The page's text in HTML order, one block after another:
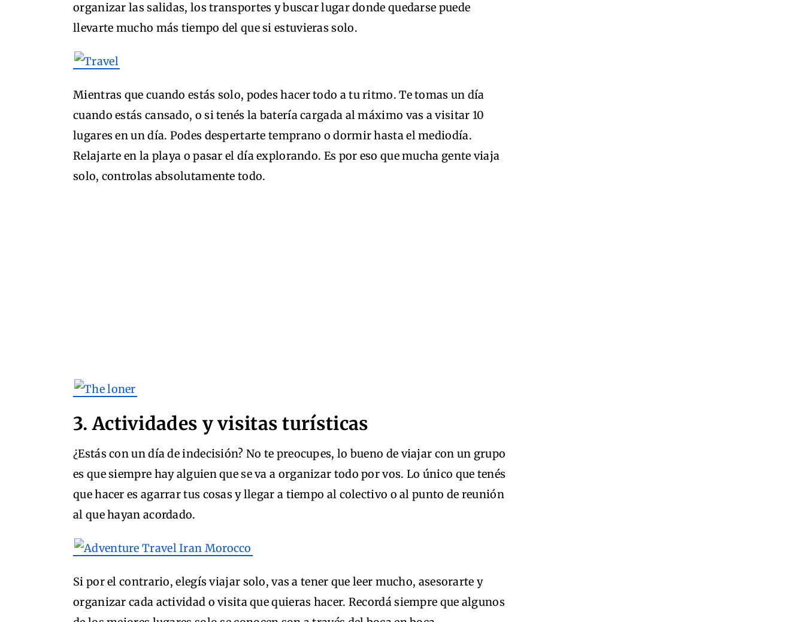
organizar las salidas, los transportes y buscar lugar donde quedarse puede
llevarte mucho más tiempo del que si estuvieras solo.
Mientras que cuando estás solo, podes hacer todo a tu ritmo. Te tomas un día
cuando estás cansado, o si tenés la batería cargada al máximo vas a visitar 10
lugares en un día. Podes despertarte temprano o dormir hasta el mediodía.
Relajarte en la playa o pasar el día explorando. Es por eso que mucha gente viaja
solo, controlas absolutamente todo.
3. Actividades y visitas turísticas
¿Estás con un día de indecisión? No te preocupes, lo bueno de viajar con un grupo
es que siempre hay alguien que se va a organizar todo por vos. Lo único que tenés
que hacer es agarrar tus cosas y llegar a tiempo al colectivo o al punto de reunión
al que hayan acordado.
Si por el contrario, elegís viajar solo, vas a tener que leer mucho, asesorarte y
organizar cada actividad o visita que quieras hacer. Recordá siempre que algunos